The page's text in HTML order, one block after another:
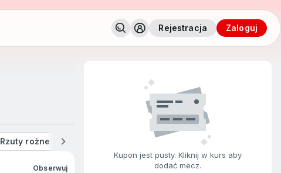
Rejestracja zaloguj
Kupon jest pusty. Kliknij w kurs aby
dodać mecz.
Rzuty rożne Ostatnie
Obserwuj